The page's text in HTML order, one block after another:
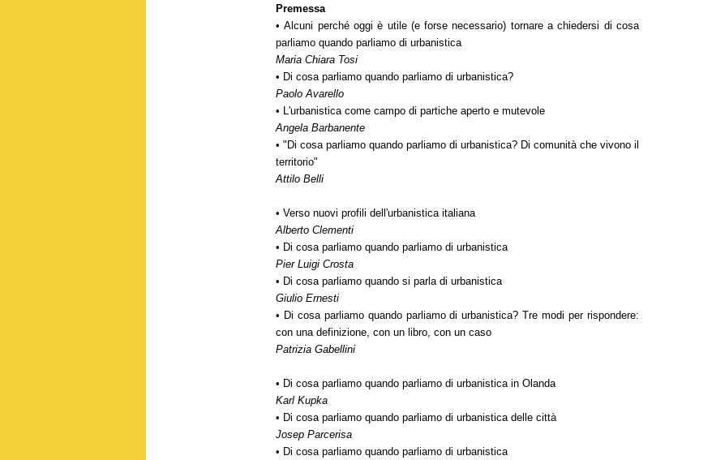
Premessa
• Alcuni perché oggi è utile (e forse necessario) tornare a chiedersi di cosa
parliamo quando parliamo di urbanistica
Maria Chiara Tosi
• Di cosa parliamo quando parliamo di urbanistica?
Paolo Avarello
• L'urbanistica come campo di partiche aperto e mutevole
Angela Barbanente
• "Di cosa parliamo quando parliamo di urbanistica? Di comunità che vivono il
territorio"
Attilo Belli
• Verso nuovi profili dell'urbanistica italiana
Alberto Clementi
• Di cosa parliamo quando parliamo di urbanistica
Pier Luigi Crosta
• Di cosa parliamo quando si parla di urbanistica
Giulio Ernesti
• Di cosa parliamo quando parliamo di urbanistica? Tre modi per rispondere:
con una definizione, con un libro, con un caso
Patrizia Gabellini
• Di cosa parliamo quando parliamo di urbanistica in Olanda
Karl Kupka
• Di cosa parliamo quando parliamo di urbanistica delle città
Josep Parcerisa
• Di cosa parliamo quando parliamo di urbanistica